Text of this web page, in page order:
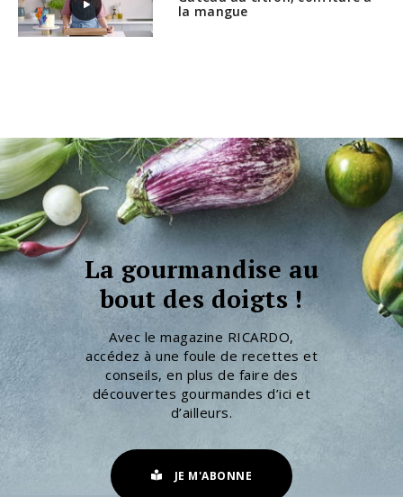
la mangue
La gourmandise au
bout des doigts !
Avec le magazine RICARDO,
accédez à une foule de recettes et
conseils, en plus de faire des
découvertes gourmandes d’ici et
d’ailleurs.
JE M'ABONNE